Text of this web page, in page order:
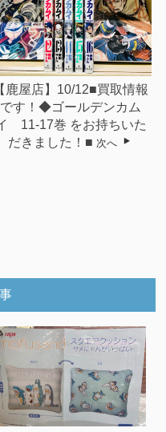
【鹿屋店】10/12■買取情報
です！◆ゴールデンカム
11-17巻 をお持ちいた
だきました！■ 次へ